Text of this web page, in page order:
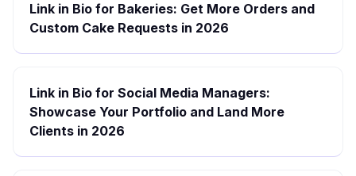
Link in Bio for Bakeries: Get More Orders and
Custom Cake Requests in 2026
Link in Bio for Social Media Managers:
Showcase Your Portfolio and Land More
Clients in 2026